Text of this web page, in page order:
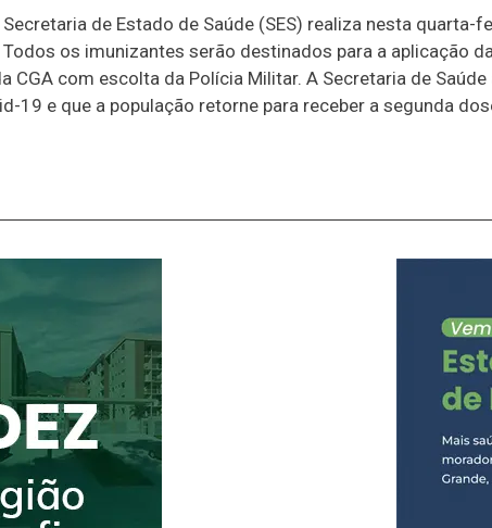
de Estado de Saúde (SES) realiza nesta
os imunizantes serão destinados para a aplicação
CGA com escolta da Polícia Militar. A Secretaria de
19 e que a população retorne para receber a segunda